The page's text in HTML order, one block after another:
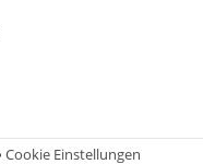
Cookie Einstellungen